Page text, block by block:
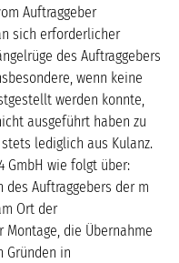
Auftraggeber
sich erforderlicher
des Auftraggebers
wenn keine
werden konnte,
ausgeführt haben zu
lediglich aus Kulanz.
GmbH wie folgt über:
Auftraggebers der m
Ort der
die Übernahme
Gründen in